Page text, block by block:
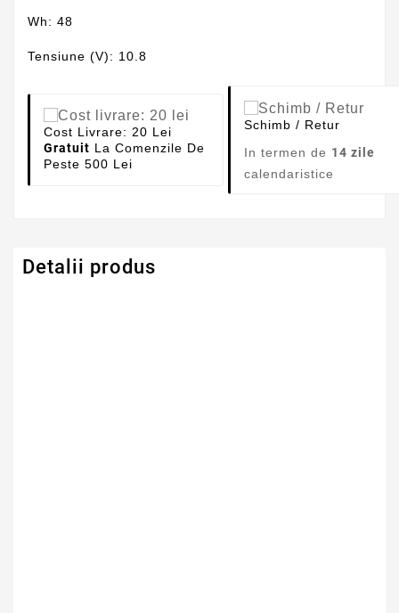
Wh: 48
Tensiune (V): 10.8
Cost Livrare: 20 Lei
Gratuit La Comenzile De
Peste 500 Lei
Schimb / Retur
In termen de 14 zile
calendaristice
Detalii produs